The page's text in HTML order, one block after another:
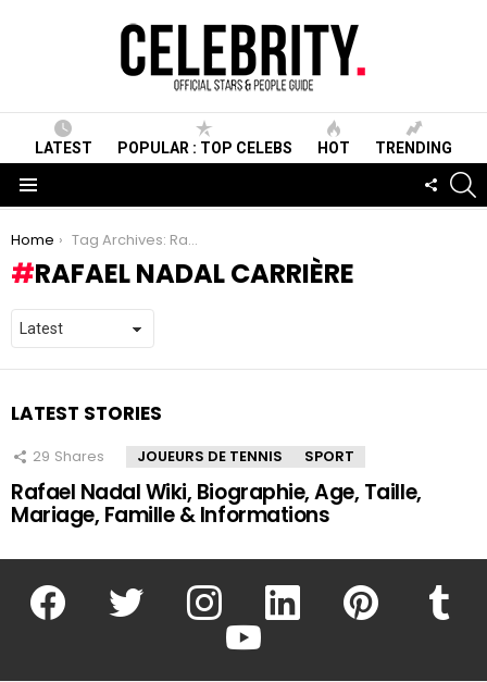
LATEST POPULAR : TOP CELEBS HOT TRENDING
You are here:
Home Tag Archives: Rafael Nadal Carrière
RAFAEL NADAL CARRIÈRE
LATEST STORIES
29 Shares JOUEURS DE TENNIS SPORT
Rafael Nadal Wiki, Biographie, Age, Taille,
Mariage, Famille & Informations
facebook twitter instagram linkedin pinterest
youtube